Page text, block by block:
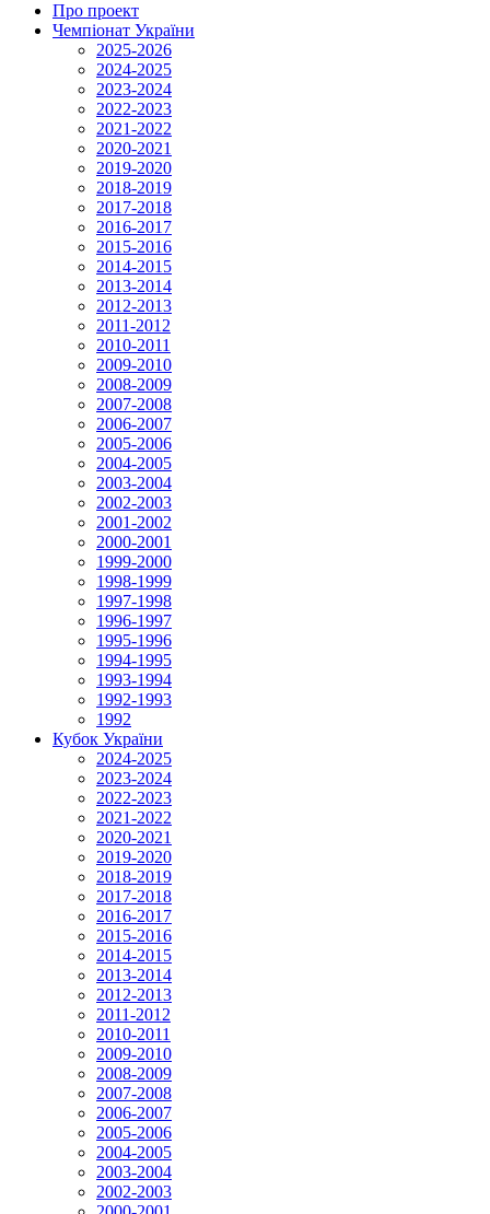
Про проект
Чемпіонат України
2025-2026
2024-2025
2023-2024
2022-2023
2021-2022
2020-2021
2019-2020
2018-2019
2017-2018
2016-2017
2015-2016
2014-2015
2013-2014
2012-2013
2011-2012
2010-2011
2009-2010
2008-2009
2007-2008
2006-2007
2005-2006
2004-2005
2003-2004
2002-2003
2001-2002
2000-2001
1999-2000
1998-1999
1997-1998
1996-1997
1995-1996
1994-1995
1993-1994
1992-1993
1992
Кубок України
2024-2025
2023-2024
2022-2023
2021-2022
2020-2021
2019-2020
2018-2019
2017-2018
2016-2017
2015-2016
2014-2015
2013-2014
2012-2013
2011-2012
2010-2011
2009-2010
2008-2009
2007-2008
2006-2007
2005-2006
2004-2005
2003-2004
2002-2003